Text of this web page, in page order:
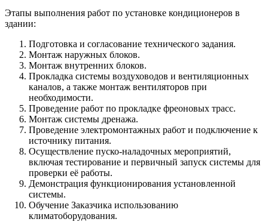
Этапы выполнения работ по установке кондиционеров в
здании:
Подготовка и согласование технического задания.
Монтаж наружных блоков.
Монтаж внутренних блоков.
Прокладка системы воздуховодов и вентиляционных
каналов, а также монтаж вентиляторов при
необходимости.
Проведение работ по прокладке фреоновых трасс.
Монтаж системы дренажа.
Проведение электромонтажных работ и подключение к
источнику питания.
Осуществление пуско-наладочных мероприятий,
включая тестирование и первичный запуск системы для
проверки её работы.
Демонстрация функционирования установленной
системы.
Обучение Заказчика использованию
климатоборудования.